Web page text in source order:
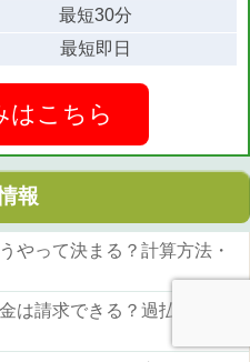
最短30分
最短即日
はこちら
報
やって決まる？計算方法・
は請求できる？過払い金詐